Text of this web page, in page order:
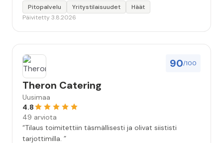
Kävimme tilauksen vielä kahteen kertaan puhelimessa
läpi, että kaikki seikat oltiin varmasti huomioitu.
porukalle!”
Pitopalvelu Yritystilaisuudet
Häät
Päivitetty 3.8.2026
90/100
Theron Catering
Uusimaa
4.8
49 arviota
“Tilaus toimitettiin täsmällisesti ja olivat siististi
tarjottimilla. ”